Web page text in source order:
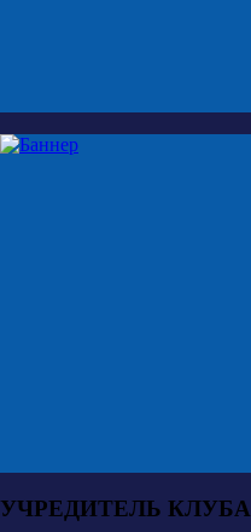
УЧРЕДИТЕЛЬ КЛУБА